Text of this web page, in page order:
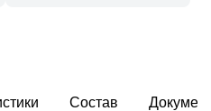
Состав